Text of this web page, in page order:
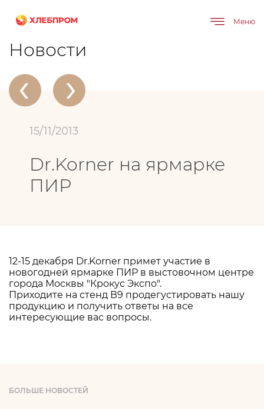
Меню
Главная О компании
Новости
‹ ›
15/11/2013
Dr.Korner на ярмарке
ПИР
12-15 декабря Dr.Korner примет участие в
новогодней ярмарке ПИР в выстовочном центре
города Москвы "Крокус Экспо".
Приходите на стенд В9 продегустировать нашу
продукцию и получить ответы на все
интересующие вас вопросы.
БОЛЬШЕ НОВОСТЕЙ